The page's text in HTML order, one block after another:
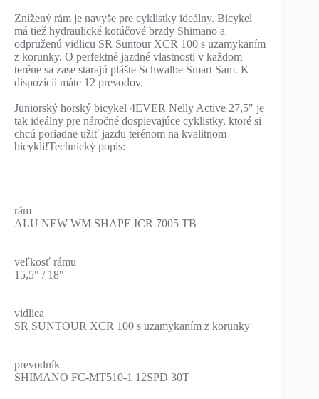
Znížený rám je navyše pre cyklistky ideálny. Bicykel
má tiež hydraulické kotúčové brzdy Shimano a
odpruženú vidlicu SR Suntour XCR 100 s uzamykaním
z korunky. O perfektné jazdné vlastnosti v každom
teréne sa zase starajú plášte Schwalbe Smart Sam. K
dispozícii máte 12 prevodov.
Juniorský horský bicykel 4EVER Nelly Active 27,5" je
tak ideálny pre náročné dospievajúce cyklistky, ktoré si
chcú poriadne užiť jazdu terénom na kvalitnom
bicykli!Technický popis:
rám
ALU NEW WM SHAPE ICR 7005 TB
veľkosť rámu
15,5" / 18"
vidlica
SR SUNTOUR XCR 100 s uzamykaním z korunky
prevodník
SHIMANO FC-MT510-1 12SPD 30T